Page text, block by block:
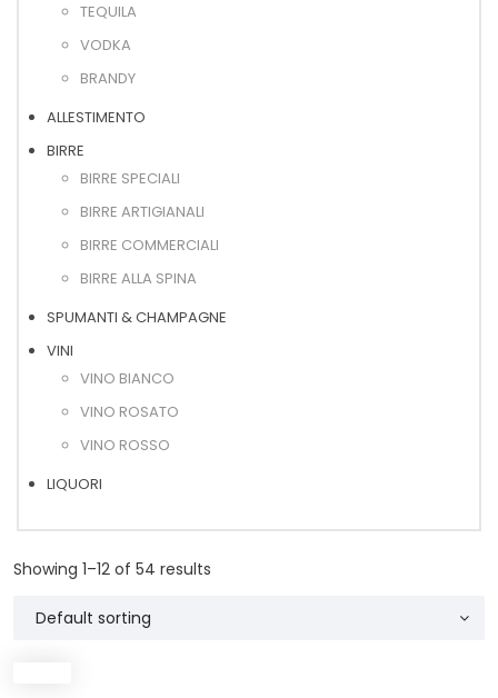
TEQUILA
VODKA
BRANDY
ALLESTIMENTO
BIRRE
BIRRE SPECIALI
BIRRE ARTIGIANALI
BIRRE COMMERCIALI
BIRRE ALLA SPINA
SPUMANTI & CHAMPAGNE
VINI
VINO BIANCO
VINO ROSATO
VINO ROSSO
LIQUORI
Showing 1–12 of 54 results